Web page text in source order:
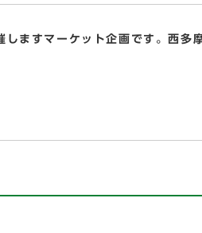
しますマーケット企画です。